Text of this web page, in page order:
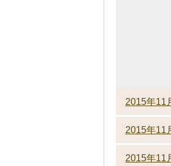
2015年11
2015年11
2015年11